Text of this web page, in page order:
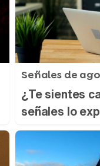
Señales de
¿Te sientes
señales lo